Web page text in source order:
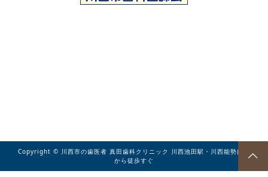
Copyright © 川西市の歯医者 真田歯科クリニック 川西池田駅・川西能勢口駅
から徒歩すぐ